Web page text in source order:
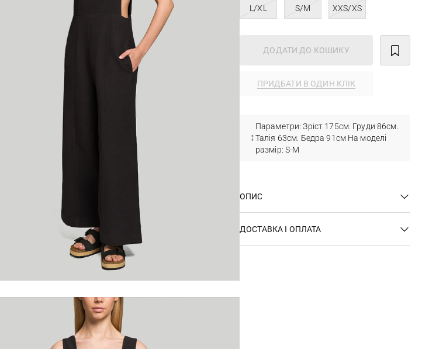
L/XL S/M XXS/XS
ДОДАТИ ДО КОШИКУ
ПРИДБАТИ В ОДИН КЛІК
Параметри: Зріст 175см. Груди 86см.
Талія 63см. Бедра 91см На моделі
размір: S-М
ОПИС
ДОСТАВКА І ОПЛАТА